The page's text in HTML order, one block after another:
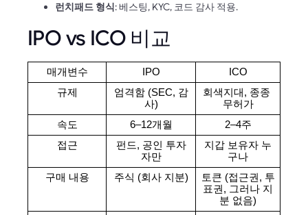
런치패드 형식: 베스팅, KYC, 코드 감사 적용.
IPO vs ICO 비교
매개변수 IPO
ICO
규제
엄격함 (SEC, 감
사)
회색지대, 종종
무허가
속도
6–12개월
2–4주
접근
펀드, 공인 투자
자만
지갑 보유자 누
구나
구매 내용
주식 (회사 지분)
토큰 (접근권, 투
표권, 그러나 지
분 없음)